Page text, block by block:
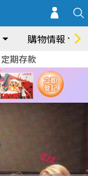
購物情報
定期存款